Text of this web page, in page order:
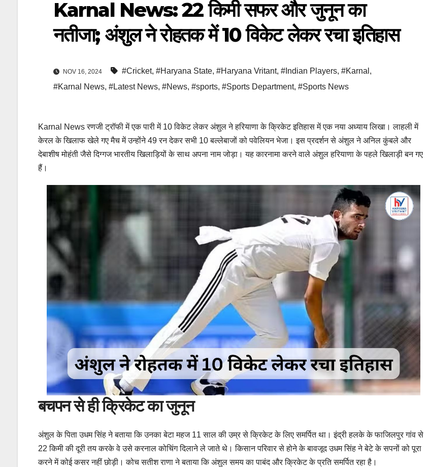
Karnal News: 22 किमी सफर और जुनून का
नतीजा; अंशुल ने रोहतक में 10 विकेट लेकर रचा इतिहास
NOV 16, 2024 #Cricket, #Haryana State, #Haryana Vritant, #Indian Players, #Karnal ,
#Karnal News, #Latest News, #News, #sports, #Sports Department, #Sports News
Karnal News रणजी ट्रॉफी में एक पारी में 10 विकेट लेकर अंशुल ने हरियाणा के क्रिकेट इतिहास में एक नया अध्याय लिखा। लाहली में
केरल के खिलाफ खेले गए मैच में उन्होंने 49 रन देकर सभी 10 बल्लेबाजों को पवेलियन भेजा। इस प्रदर्शन से अंशुल ने अनिल कुंबले और
देबाशीष मोहंती जैसे दिग्गज भारतीय खिलाड़ियों के साथ अपना नाम जोड़ा। यह कारनामा करने वाले अंशुल हरियाणा के पहले खिलाड़ी बन गए
हैं।
बचपन से ही क्रिकेट का जुनून
अंशुल के पिता उधम सिंह ने बताया कि उनका बेटा महज 11 साल की उम्र से क्रिकेट के लिए समर्पित था। इंद्री हलके के फाजिलपुर गांव से
22 किमी की दूरी तय करके वे उसे करनाल कोचिंग दिलाने ले जाते थे। किसान परिवार से होने के बावजूद उधम सिंह ने बेटे के सपनों को पूरा
करने में कोई कसर नहीं छोड़ी। कोच सतीश राणा ने बताया कि अंशुल समय का पाबंद और क्रिकेट के प्रति समर्पित रहा है।